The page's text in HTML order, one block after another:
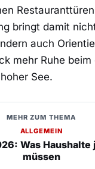
bringt damit
auch
mehr Ruhe beim
See.
MEHR ZUM THEMA
ALLGEMEIN
Was
müssen